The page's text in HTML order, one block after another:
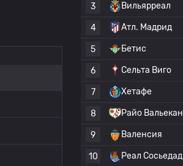
3 Вильярреал
4 Атл. Мадрид
5 Бетис
6 Сельта Виго
7 Хетафе
8 Райо
9 Валенсия
10 Реал Сосьедад